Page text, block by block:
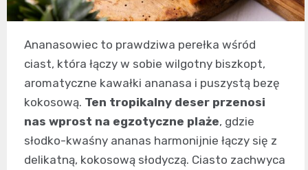
Ananasowiec to prawdziwa perełka wśród
ciast, która łączy w sobie wilgotny biszkopt,
aromatyczne kawałki ananasa i puszystą bezę
kokosową. Ten tropikalny deser przenosi
nas wprost na egzotyczne plaże, gdzie
słodko-kwaśny ananas harmonijnie łączy się z
delikatną, kokosową słodyczą. Ciasto zachwyca